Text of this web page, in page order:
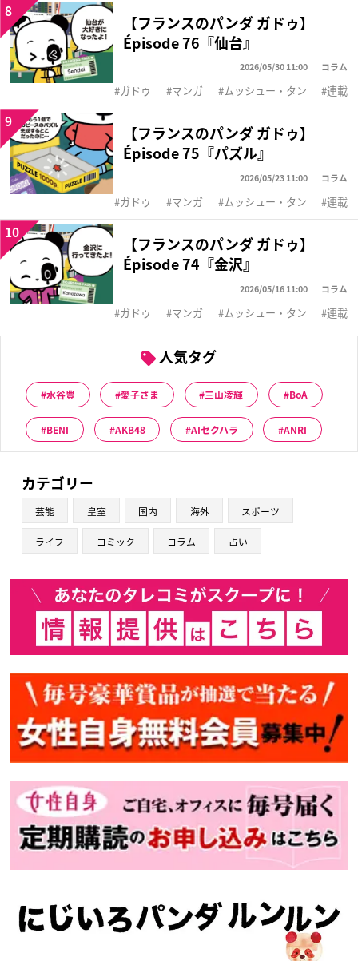
【フランスのパンダ ガドゥ】
Épisode 76『仙台』
2026/05/30 11:00 コラム
8
ガドゥ マンガ ムッシュー・タン 連載
【フランスのパンダ ガドゥ】
Épisode 75『パズル』
2026/05/23 11:00 コラム
9
ガドゥ マンガ ムッシュー・タン 連載
【フランスのパンダ ガドゥ】
Épisode 74『金沢』
2026/05/16 11:00 コラム
10
ガドゥ マンガ ムッシュー・タン 連載
人気タグ
水谷豊 愛子さま 三山凌輝 BoA
BENI AKB48 AIセクハラ ANRI
カテゴリー
芸能 皇室 国内 海外 スポーツ
ライフ コミック コラム 占い